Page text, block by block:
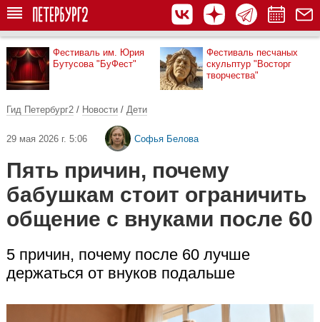
Фестиваль им. Юрия
Бутусова "БуФест"
Фестиваль песчаных
скульптур "Восторг
творчества"
Гид Петербург2 / Новости / Дети
29 мая 2026 г. 5:06 Софья Белова
Пять причин, почему
бабушкам стоит ограничить
общение с внуками после 60
5 причин, почему после 60 лучше
держаться от внуков подальше